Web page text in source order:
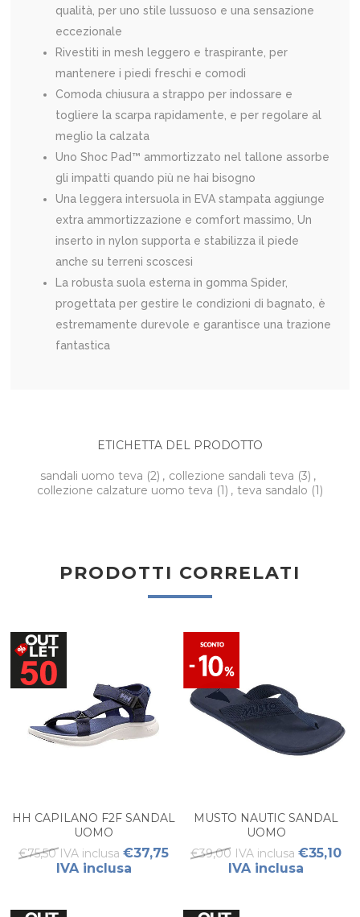
qualità, per uno stile lussuoso e una sensazione
eccezionale
Rivestiti in mesh leggero e traspirante, per
mantenere i piedi freschi e comodi
Comoda chiusura a strappo per indossare e
togliere la scarpa rapidamente, e per regolare al
meglio la calzata
Uno Shoc Pad™ ammortizzato nel tallone assorbe
gli impatti quando più ne hai bisogno
Una leggera intersuola in EVA stampata aggiunge
extra ammortizzazione e comfort massimo, Un
inserto in nylon supporta e stabilizza il piede
anche su terreni scoscesi
La robusta suola esterna in gomma Spider,
progettata per gestire le condizioni di bagnato, è
estremamente durevole e garantisce una trazione
fantastica
ETICHETTA DEL PRODOTTO
sandali uomo teva (2) , collezione sandali teva (3) ,
collezione calzature uomo teva (1) , teva sandalo (1)
PRODOTTI CORRELATI
HH CAPILANO F2F SANDAL
UOMO
€75,50 IVA inclusa €37,75
IVA inclusa
MUSTO NAUTIC SANDAL
UOMO
€39,00 IVA inclusa €35,10
IVA inclusa